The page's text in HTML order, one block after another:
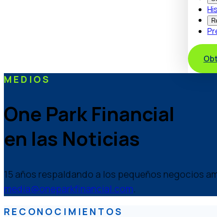
MEDIOS
One Park Financial
en las Noticias
15 años respaldando a los pequeños negocios
media@oneparkfinancial.com.
RECONOCIMIENTOS